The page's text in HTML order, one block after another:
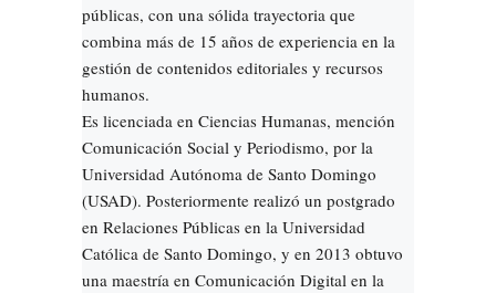
públicas, con una sólida trayectoria que
combina más de 15 años de experiencia en la
gestión de contenidos editoriales y recursos
humanos.
Es licenciada en Ciencias Humanas, mención
Comunicación Social y Periodismo, por la
Universidad Autónoma de Santo Domingo
(USAD). Posteriormente realizó un postgrado
en Relaciones Públicas en la Universidad
Católica de Santo Domingo, y en 2013 obtuvo
una maestría en Comunicación Digital en la